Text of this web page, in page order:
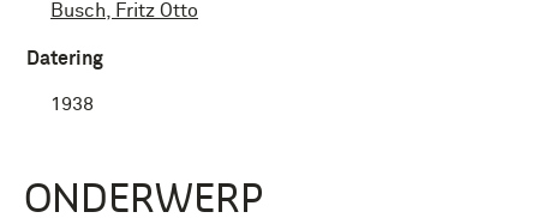
Busch, Fritz Otto
Datering
1938
ONDERWERP